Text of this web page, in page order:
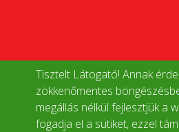
Tisztelt Látogató! Annak
zökkenőmentes
megállás nélkül fejlesztjük a
fogadja el a sütiket, ezzel